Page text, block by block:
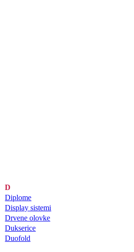
D
Diplome
Display sistemi
Drvene olovke
Dukserice
Duofold